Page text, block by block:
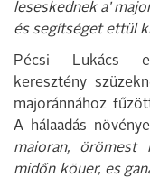
leseskednek a’
és segítséget ettül
Pécsi Lukács
keresztény
majoránnához
A hálaadás
maioran, örömest
midőn köuer, es